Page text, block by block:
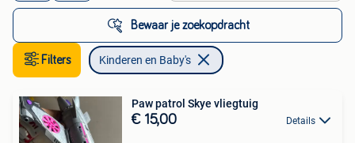
Bewaar je zoekopdracht
Filters Kinderen en Baby's
Paw patrol Skye vliegtuig
€ 15,00 Details